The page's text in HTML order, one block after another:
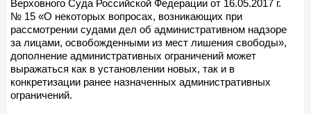
Верховного Суда Российской Федерации от 16.05.2017 г.
№ 15 «О некоторых вопросах, возникающих при
рассмотрении судами дел об административном надзоре
за лицами, освобожденными из мест лишения свободы»,
дополнение административных ограничений может
выражаться как в установлении новых, так и в
конкретизации ранее назначенных административных
ограничений.